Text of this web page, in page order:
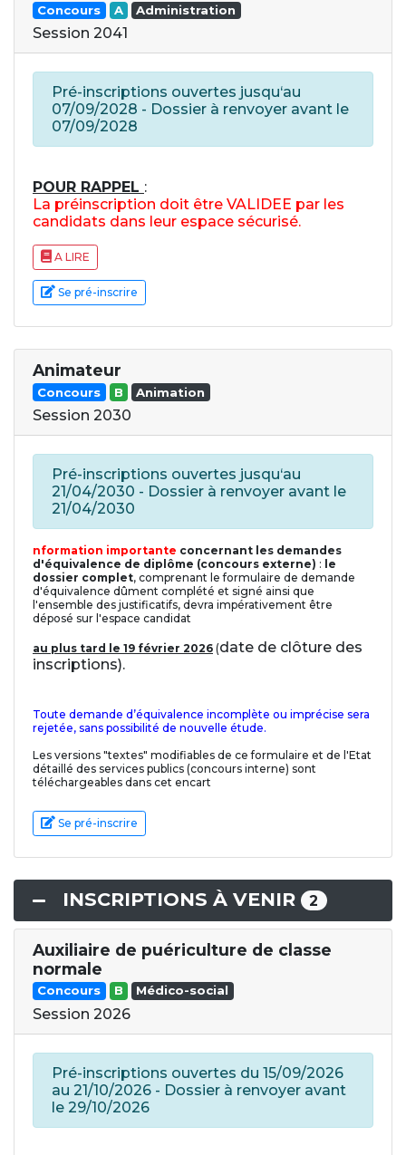
Concours A Administration
Session 2041
Pré-inscriptions ouvertes jusqu‘au
07/09/2028 - Dossier à renvoyer avant le
07/09/2028
POUR RAPPEL :
La préinscription doit être VALIDEE par les
candidats dans leur espace sécurisé.
A LIRE
Se pré-inscrire
Animateur
Concours B Animation
Session 2030
Pré-inscriptions ouvertes jusqu‘au
21/04/2030 - Dossier à renvoyer avant le
21/04/2030
nformation importante concernant les demandes
d'équivalence de diplôme (concours externe) : le
dossier complet, comprenant le formulaire de demande
d'équivalence dûment complété et signé ainsi que
l'ensemble des justificatifs, devra impérativement être
déposé sur l'espace candidat
au plus tard le 19 février 2026 (date de clôture des
inscriptions).
Toute demande d’équivalence incomplète ou imprécise sera
rejetée, sans possibilité de nouvelle étude.
Les versions "textes" modifiables de ce formulaire et de l'Etat
détaillé des services publics (concours interne) sont
téléchargeables dans cet encart
Se pré-inscrire
INSCRIPTIONS À VENIR 2
Auxiliaire de puériculture de classe
normale
Concours B Médico-social
Session 2026
Pré-inscriptions ouvertes du 15/09/2026
au 21/10/2026 - Dossier à renvoyer avant
le 29/10/2026